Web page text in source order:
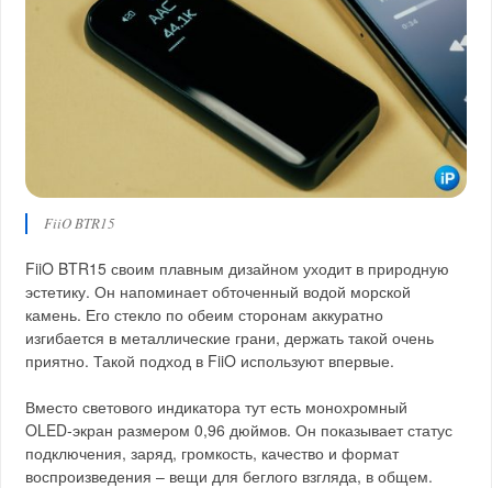
FiiO BTR15
FiiO BTR15 своим плавным дизайном уходит в природную
эстетику. Он напоминает обточенный водой морской
камень. Его стекло по обеим сторонам аккуратно
изгибается в металлические грани, держать такой очень
приятно. Такой подход в FiiO используют впервые.
Вместо светового индикатора тут есть монохромный
OLED‑экран размером 0,96 дюймов. Он показывает статус
подключения, заряд, громкость, качество и формат
воспроизведения – вещи для беглого взгляда, в общем.